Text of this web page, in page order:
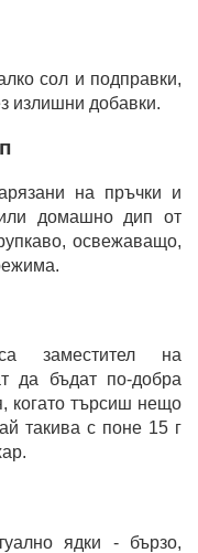
сол и подправки,
излишни добавки.
на пръчки и
домашно дип от
освежаващо,
заместител на
да бъдат по-добра
когато търсиш нещо
такива с поне 15 г
ядки - бързо,